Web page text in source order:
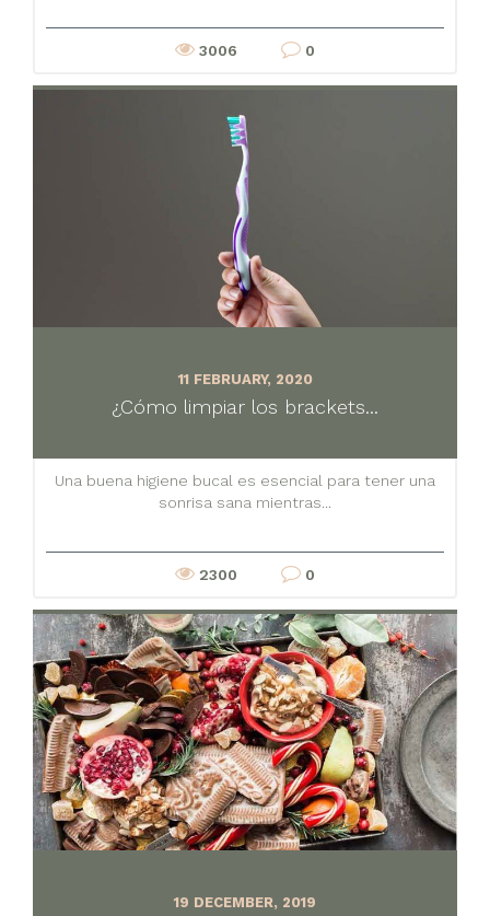
3006 0
11 FEBRUARY, 2020
¿Cómo limpiar los brackets...
Una buena higiene bucal es esencial para tener una
sonrisa sana mientras...
2300 0
19 DECEMBER, 2019